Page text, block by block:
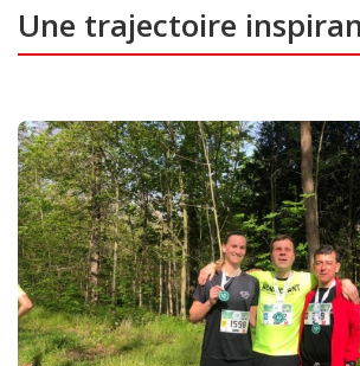
Une trajectoire